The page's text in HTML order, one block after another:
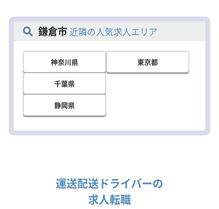
鎌倉市 近隣の人気求人エリア
神奈川県 東京都
千葉県
静岡県
運送配送ドライバーの
求人転職